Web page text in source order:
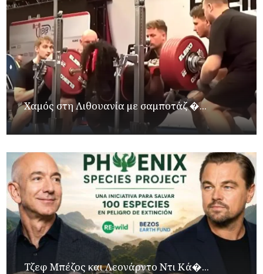
Χαμός στη Λιθουανία με σαμποτάζ �...
Τζεφ Μπέζος και Λεονάρντο Ντι Κά�...